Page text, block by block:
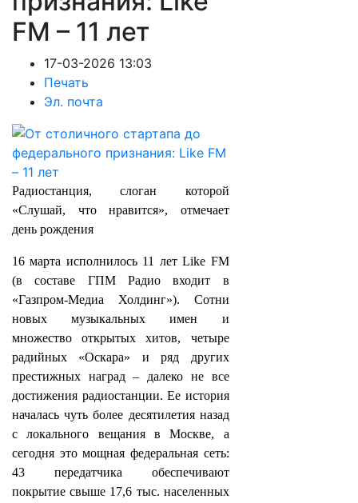
FM – 11 лет
17-03-2026 13:03
Печать
Эл. почта
Радиостанция, слоган которой
«Слушай, что нравится», отмечает
день рождения
16 марта исполнилось 11 лет Like FM
(в составе ГПМ Радио входит в
«Газпром-Медиа Холдинг»). Сотни
новых музыкальных имен и
множество открытых хитов, четыре
радийных «Оскара» и ряд других
престижных наград – далеко не все
достижения радиостанции. Ее история
началась чуть более десятилетия назад
с локального вещания в Москве, а
сегодня это мощная федеральная сеть:
43 передатчика обеспечивают
покрытие свыше 17,6 тыс. населенных